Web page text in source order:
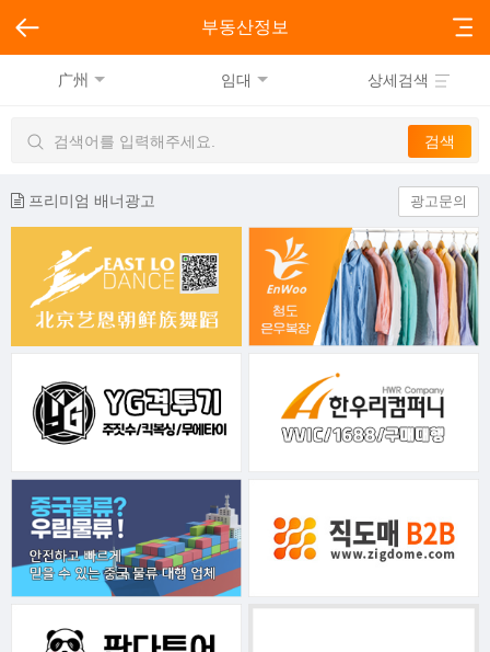
부동산정보
广州 임대 상세검색
프리미엄 배너광고 광고문의